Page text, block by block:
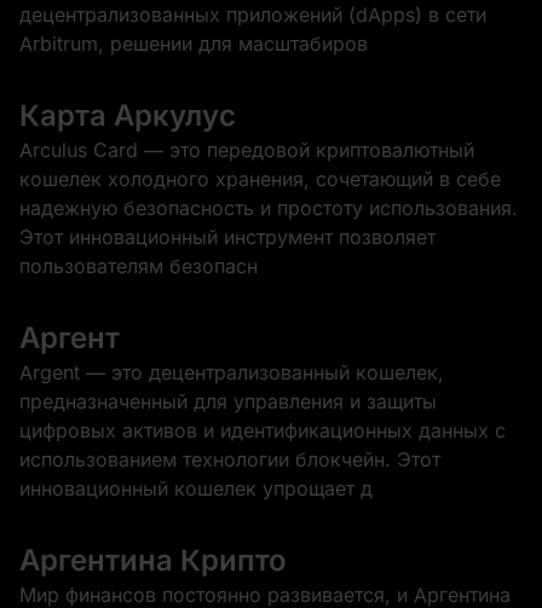
децентрализованных приложений (dApps) в сети
Arbitrum, решении для масштабиров
Карта Аркулус
Arculus Card — это передовой криптовалютный
кошелек холодного хранения, сочетающий в себе
надежную безопасность и простоту использования.
Этот инновационный инструмент позволяет
пользователям безопасн
Аргент
Argent — это децентрализованный кошелек,
предназначенный для управления и защиты
цифровых активов и идентификационных данных с
использованием технологии блокчейн. Этот
инновационный кошелек упрощает д
Аргентина Крипто
Мир финансов постоянно развивается, и Аргентина